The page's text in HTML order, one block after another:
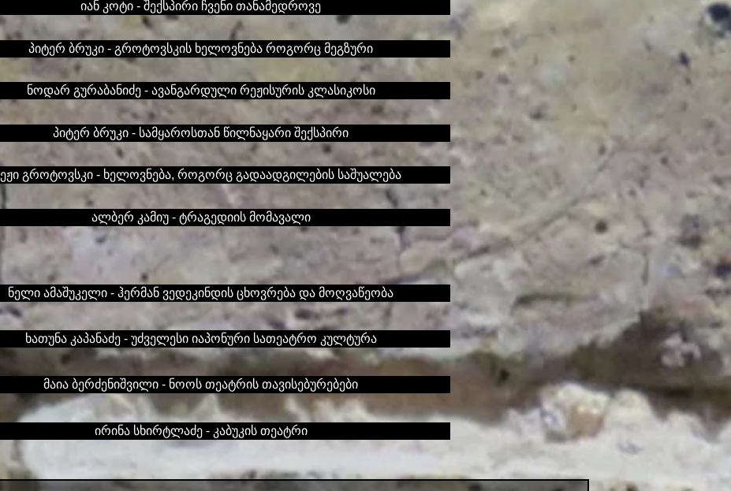
იან კოტი - შექსპირი ჩვენი თანამედროვე
პიტერ ბრუკი - გროტოვსკის ხელოვნება როგორც მეგზური
ნოდარ გურაბანიძე - ავანგარდული რეჟისურის კლასიკოსი
პიტერ ბრუკი - სამყაროსთან წილნაყარი შექსპირი
ეჟი გროტოვსკი - ხელოვნება, როგორც გადაადგილების საშუალება
ალბერ კამიუ - ტრაგედიის მომავალი
ნელი ამაშუკელი - ჰერმან ვედეკინდის ცხოვრება და მოღვაწეობა
ხათუნა კაპანაძე - უძველესი იაპონური სათეატრო კულტურა
მაია ბერძენიშვილი - ნოოს თეატრის თავისებურებები
ირინა სხირტლაძე - კაბუკის თეატრი